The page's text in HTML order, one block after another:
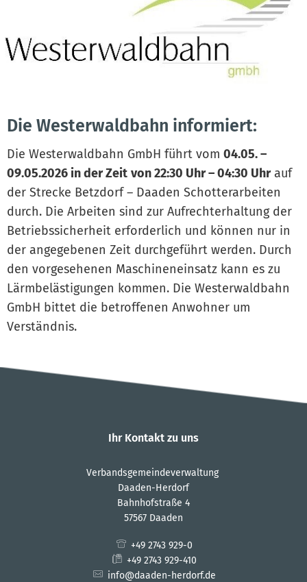
Die Westerwaldbahn informiert:
Die Westerwaldbahn GmbH führt vom 04.05. –
09.05.2026 in der Zeit von 22:30 Uhr – 04:30 Uhrauf
der Strecke Betzdorf – Daaden Schotterarbeiten
durch. Die Arbeiten sind zur Aufrechterhaltung der
Betriebssicherheit erforderlich und können nur in
der angegebenen Zeit durchgeführt werden. Durch
den vorgesehenen Maschineneinsatz kann es zu
Lärmbelästigungen kommen. Die Westerwaldbahn
GmbH bittet die betroffenen Anwohner um
Verständnis.
Ihr Kontakt zu uns
Verbandsgemeindeverwaltung
Daaden-Herdorf
Bahnhofstraße 4
57567 Daaden
+49 2743 929-0
+49 2743 929-410
info@daaden-herdorf.de